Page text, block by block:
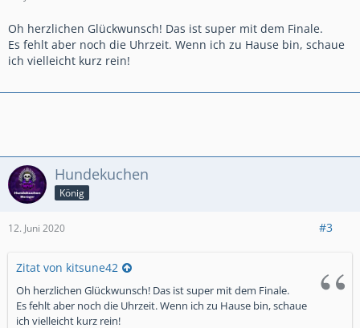
Oh herzlichen Glückwunsch! Das ist super mit dem Finale.
Es fehlt aber noch die Uhrzeit. Wenn ich zu Hause bin, schaue
ich vielleicht kurz rein!
Hundekuchen
König
12. Juni 2020 #3
Zitat von kitsune42
Oh herzlichen Glückwunsch! Das ist super mit dem Finale.
Es fehlt aber noch die Uhrzeit. Wenn ich zu Hause bin, schaue
ich vielleicht kurz rein!